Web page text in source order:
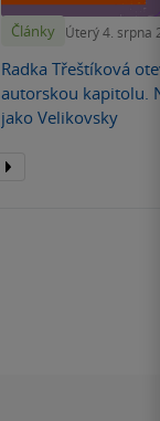
Články Úterý 4. srpna
Radka Třeštíková
autorskou kapitolu.
jako Velikovsky